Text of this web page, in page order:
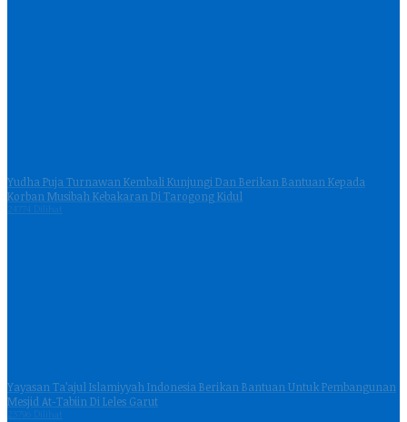
Yudha Puja Turnawan Kembali Kunjungi Dan Berikan Bantuan Kepada
Korban Musibah Kebakaran Di Tarogong Kidul
24774 Dilihat
Yayasan Ta’ajul Islamiyyah Indonesia Berikan Bantuan Untuk Pembangunan
Mesjid At-Tabiin Di Leles Garut
23796 Dilihat